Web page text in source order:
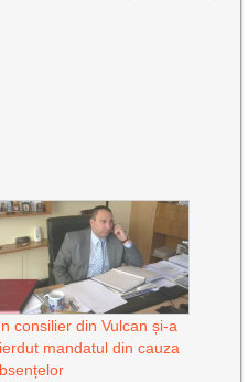
consilier din Vulcan și-a
mandatul din cauza